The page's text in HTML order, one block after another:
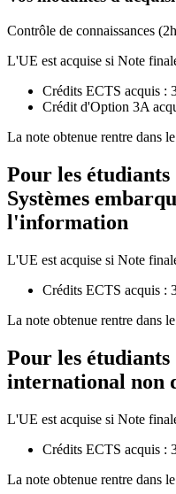
Contrôle de connaissances
L'UE est acquise si Note
Crédits ECTS acquis :
Crédit d'Option 3A
La note obtenue rentre dans
Pour les
Systèmes
l'information
L'UE est acquise si Note
Crédits ECTS acquis :
La note obtenue rentre dans
Pour les
international non
L'UE est acquise si Note
Crédits ECTS acquis :
La note obtenue rentre dans